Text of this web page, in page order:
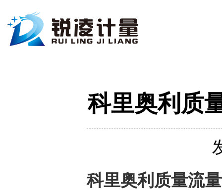
科里奥利质
科里奥利质量流